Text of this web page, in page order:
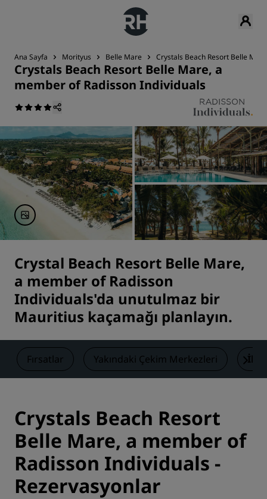
Ana Sayfa Morityus Belle Mare Crystals Beach Resort Belle
Crystals Beach Resort Belle Mare, a
member of Radisson Individuals
Crystal Beach Resort Belle Mare,
a member of Radisson
Individuals'da unutulmaz bir
Mauritius kaçamağı planlayın.
Fırsatlar Yakındaki Çekim Merkezleri
Crystals Beach Resort
Belle Mare, a member of
Radisson Individuals -
Rezervasyonlar